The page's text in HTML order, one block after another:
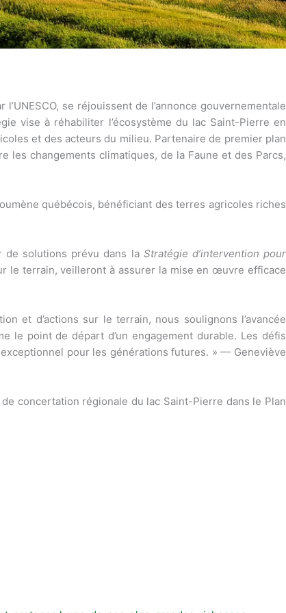
se réjouissent de l’annonce gouvernementale
vise à réhabiliter l’écosystème du lac Saint-Pierre en
et des acteurs du milieu. Partenaire de premier plan
les changements climatiques, de la Faune et des Parcs,
québécois, bénéficiant des terres agricoles riches
de solutions prévu dans la Stratégie d’intervention pour
le terrain, veilleront à assurer la mise en œuvre efficace
et d’actions sur le terrain, nous soulignons l’avancée
le point de départ d’un engagement durable. Les défis
pour les générations futures. » — Geneviève
concertation régionale du lac Saint-Pierre dans le Plan